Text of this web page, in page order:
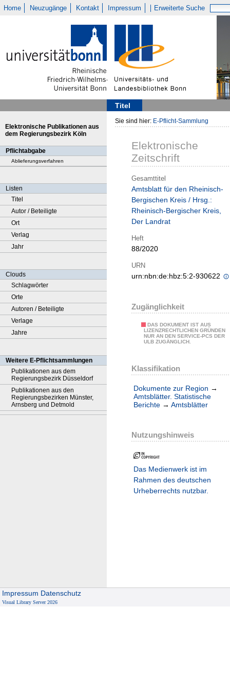
Home Neuzugänge Kontakt Impressum Erweiterte Suche
Titel
Elektronische Publikationen aus
dem Regierungsbezirk Köln
Pflichtabgabe
Ablieferungsverfahren
Listen
Titel
Autor / Beteiligte
Ort
Verlag
Jahr
Clouds
Schlagwörter
Orte
Autoren / Beteiligte
Verlage
Jahre
Weitere E-Pflichtsammlungen
Publikationen aus dem
Regierungsbezirk Düsseldorf
Publikationen aus den
Regierungsbezirken Münster,
Arnsberg und Detmold
Sie sind hier: E-Pflicht-Sammlung
Elektronische
Zeitschrift
Gesamttitel
Amtsblatt für den Rheinisch-
Bergischen Kreis / Hrsg.:
Rheinisch-Bergischer Kreis,
Der Landrat
Heft
88/2020
URN
urn:nbn:de:hbz:5:2-930622
Zugänglichkeit
DAS DOKUMENT IST AUS
LIZENZRECHTLICHEN GRÜNDEN
NUR AN DEN SERVICE-PCS DER
ULB ZUGÄNGLICH.
Klassifikation
Dokumente zur Region →
Amtsblätter. Statistische
Berichte → Amtsblätter
Nutzungshinweis
Das Medienwerk ist im
Rahmen des deutschen
Urheberrechts nutzbar.
Impressum Datenschutz
Visual Library Server 2026